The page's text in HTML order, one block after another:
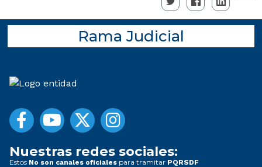
Rama Judicial
Nuestras redes sociales:
Estos No son canales oficiales para tramitar PQRSDF